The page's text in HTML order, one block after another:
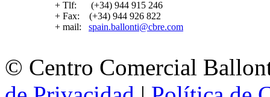
+ Tlf: (+34) 944 915 246
+ Fax: (+34) 944 926 822
+ mail: spain.ballonti@cbre.com
© Centro Comercial